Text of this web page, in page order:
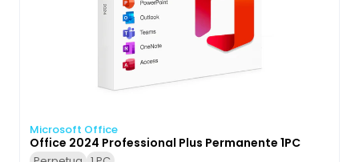
Microsoft Office
Office 2024 Professional Plus Permanente 1PC